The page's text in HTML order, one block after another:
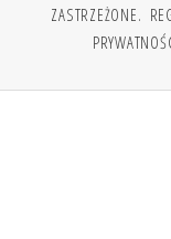
ZASTRZEŻONE.